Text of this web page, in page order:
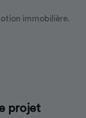
immobilière.
projet